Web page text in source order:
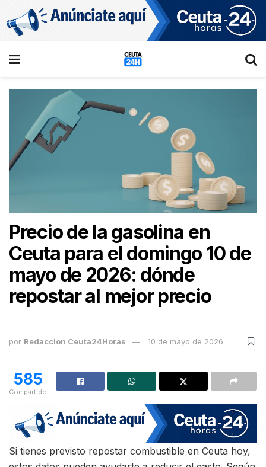
Precio de la gasolina en
Ceuta para el domingo 10 de
mayo de 2026: dónde
repostar al mejor precio
por Redaccion Ceuta24Horas 10 de mayo de 2026
585
Compartido
Si tienes previsto repostar combustible en Ceuta hoy,